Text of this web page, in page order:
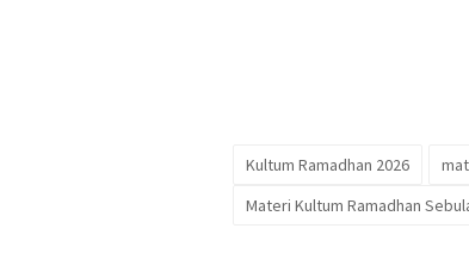
Kultum Ramadhan 2026
Materi Kultum Ramadhan